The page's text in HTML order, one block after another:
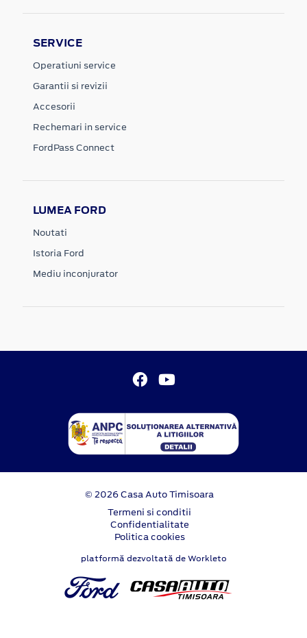
SERVICE
Operatiuni service
Garantii si revizii
Accesorii
Rechemari in service
FordPass Connect
LUMEA FORD
Noutati
Istoria Ford
Mediu inconjurator
© 2026 Casa Auto Timisoara
Termeni si conditii
Confidentialitate
Politica cookies
platformă dezvoltată de Workleto